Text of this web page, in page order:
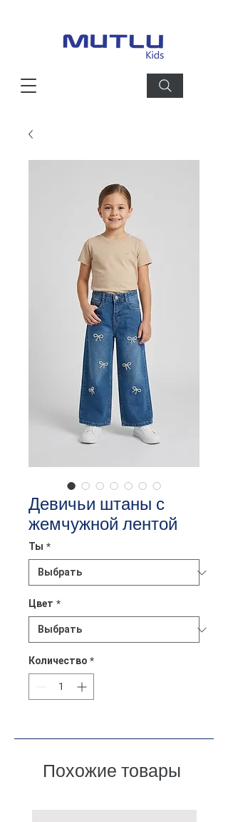
Девичьи штаны с
жемчужной лентой
Ты *
Цвет *
Количество *
Похожие товары